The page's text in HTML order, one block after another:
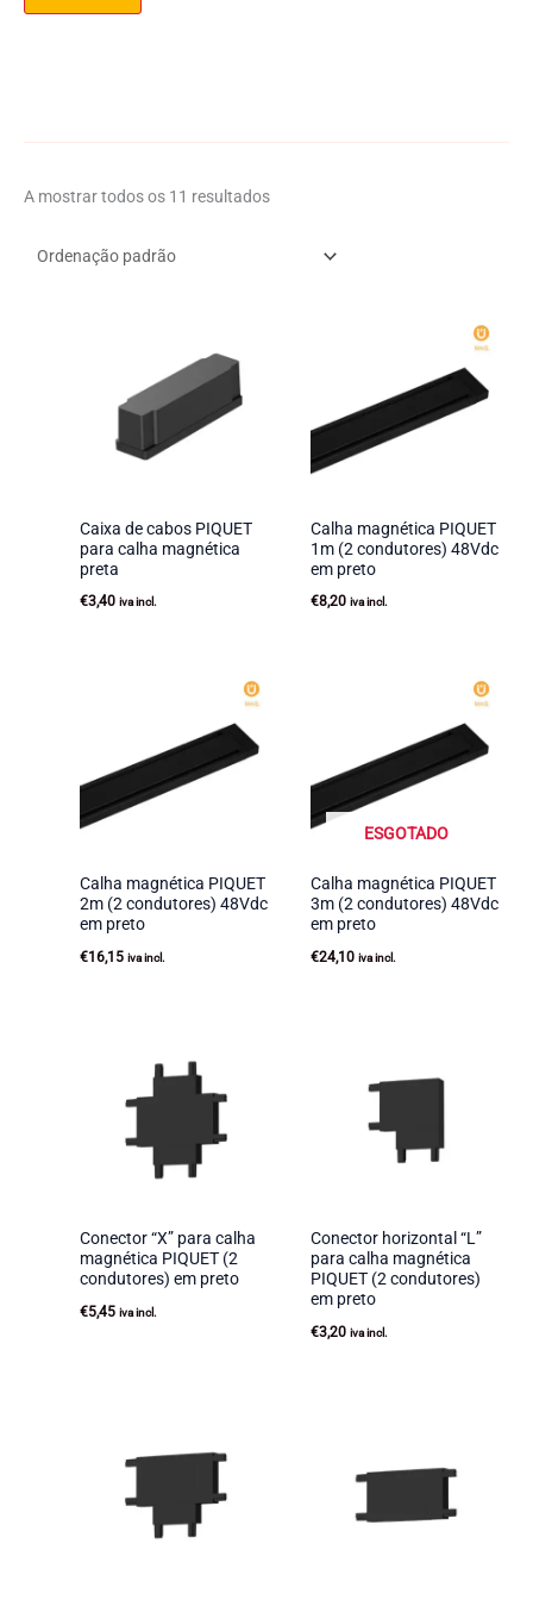
A mostrar todos os 11 resultados
Caixa de cabos PIQUET
para calha magnética
preta
€3,40 iva incl.
Calha magnética PIQUET
1m (2 condutores) 48Vdc
em preto
€8,20 iva incl.
Calha magnética PIQUET
2m (2 condutores) 48Vdc
em preto
€16,15 iva incl.
ESGOTADO
Calha magnética PIQUET
3m (2 condutores) 48Vdc
em preto
€24,10 iva incl.
Conector “X” para calha
magnética PIQUET (2
condutores) em preto
€5,45 iva incl.
Conector horizontal “L”
para calha magnética
PIQUET (2 condutores)
em preto
€3,20 iva incl.